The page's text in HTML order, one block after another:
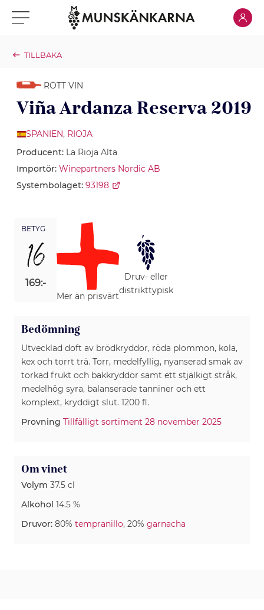
Klicka för meny Klicka
TILLBAKA
RÖTT VIN
Viña Ardanza Reserva 2019
SPANIEN, RIOJA
Producent: La Rioja Alta
Importör: Winepartners Nordic AB
Systembolaget: 93198
BETYG
16
169:-
Mer än prisvärt
Druv- eller
distrikttypisk
Bedömning
Utvecklad doft av brödkryddor, röda plommon, kola,
kex och torrt trä. Torr, medelfyllig, nyanserad smak av
torkad frukt och bakkryddor samt ett stjälkigt stråk,
medelhög syra, balanserade tanniner och ett
komplext, kryddigt slut. 1200 fl.
Provning Tillfälligt sortiment 28 november 2025
Om vinet
Volym 37.5 cl
Alkohol 14.5 %
Druvor: 80% tempranillo, 20% garnacha